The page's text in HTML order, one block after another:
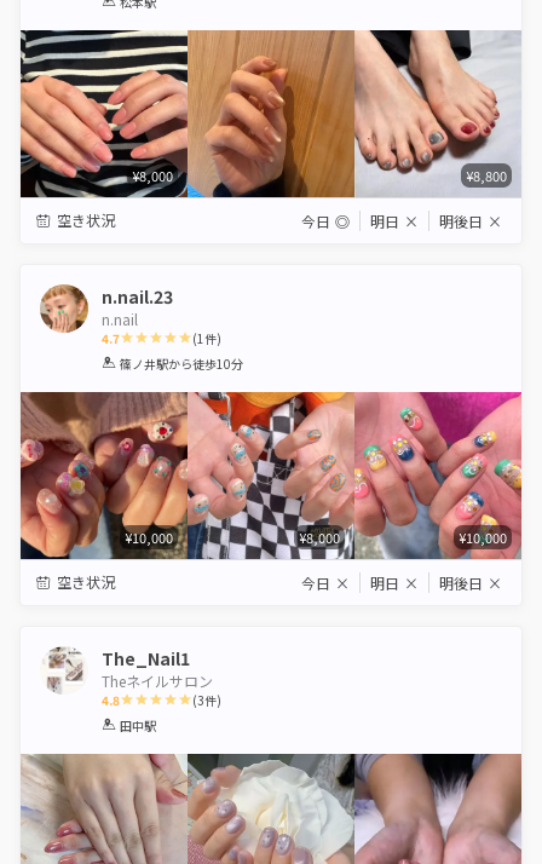
¥8,000 ¥8,800
空き状況 今日 ◎ 明日 × 明後日 ×
n.nail.23
n.nail
4.7
1 2 3 4 5
(1件)
篠ノ井駅から徒歩10分
¥10,000 ¥8,000 ¥10,000
空き状況 今日 × 明日 × 明後日 ×
The_Nail1
Theネイルサロン
4.8
1 2 3
(3件)
田中駅